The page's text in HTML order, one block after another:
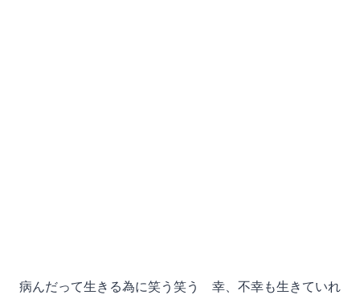
病んだって生きる為に笑う笑う 幸、不幸も生きていれ